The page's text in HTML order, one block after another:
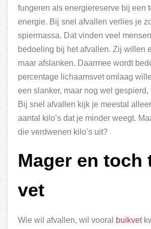
fungeren als energiereserve bij een
energie. Bij snel afvallen verlies je
spiermassa. Dat vinden veel
bedoeling bij het afvallen. Zij willen
maar afslanken. Daarmee wordt
percentage lichaamsvet omlaag
een slanker, maar nog wel
Bij snel afvallen kijk je meestal
aantal kilo’s dat je minder weegt.
die verdwenen kilo’s uit?
Mager en toch
vet
Wie wil afvallen, wil vooral buikvet